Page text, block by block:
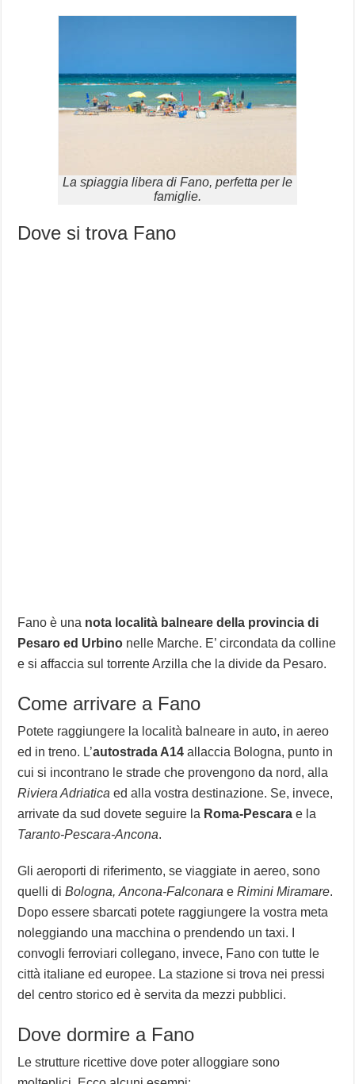
La spiaggia libera di Fano, perfetta per le
famiglie.
Dove si trova Fano
Fano è una nota località balneare della provincia di
Pesaro ed Urbino nelle Marche. E’ circondata da colline
e si affaccia sul torrente Arzilla che la divide da Pesaro.
Come arrivare a Fano
Potete raggiungere la località balneare in auto, in aereo
ed in treno. L’autostrada A14 allaccia Bologna, punto in
cui si incontrano le strade che provengono da nord, alla
Riviera Adriatica ed alla vostra destinazione. Se, invece,
arrivate da sud dovete seguire la Roma-Pescara e la
Taranto-Pescara-Ancona.
Gli aeroporti di riferimento, se viaggiate in aereo, sono
quelli diBologna, Ancona-Falconara eRimini Miramare.
Dopo essere sbarcati potete raggiungere la vostra meta
noleggiando una macchina o prendendo un taxi. I
convogli ferroviari collegano, invece, Fano con tutte le
città italiane ed europee. La stazione si trova nei pressi
del centro storico ed è servita da mezzi pubblici.
Dove dormire a Fano
Le strutture ricettive dove poter alloggiare sono